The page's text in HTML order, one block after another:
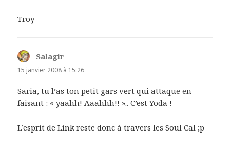
Troy
Salagir
15 janvier 2008 à 15:26
Saria, tu l’as ton petit gars vert qui attaque en
faisant : « yaahh! Aaahhh!! ».. C’est Yoda !
L’esprit de Link reste donc à travers les Soul Cal ;p